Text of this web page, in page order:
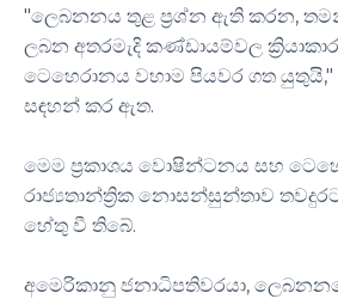
"ලෙබනනය තුළ ප්‍රශ්න ඇති කරන,
ලබන අතරමැදි කණ්ඩායම්වල
ටෙහෙරානය වහාම පියවර ගත
සඳහන් කර ඇත.
මෙම ප්‍රකාශය වොෂින්ටනය සහ
රාජ්‍යතාන්ත්‍රික නොසන්සුන්තාව
හේතු වී තිබේ.
අමෙරිකානු ජනාධිපතිවරයා,